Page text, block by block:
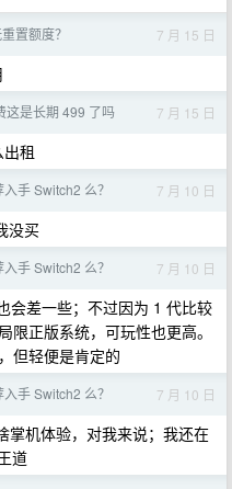
置额度？ 7 月 15 日
这是长期 499 了吗 7 月 15 日
租
手 Switch2 么？ 7 月 10 日
没买
手 Switch2 么？ 7 月 10 日
会差一些；不过因为 1 代比较
正版系统，可玩性也更高。
但轻便是肯定的
手 Switch2 么？ 7 月 10 日
掌机体验，对我来说；我还在
道